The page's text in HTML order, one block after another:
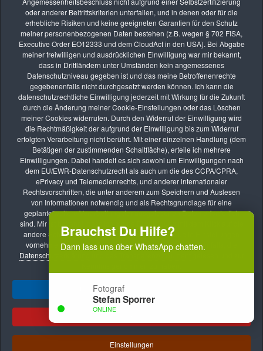
oder anderer Beitrittskriterien unterfallen, und in denen oder für die
erhebliche Risiken und keine geeigneten Garantien für den Schutz
meiner personenbezogenen Daten bestehen (z.B. wegen § 702 FISA,
Executive Order EO12333 und dem CloudAct in den USA). Bei Abgabe
meiner freiwilligen und ausdrücklichen Einwilligung war mir bekannt,
dass in Drittländern unter Umständen kein angemessenes
Datenschutzniveau gegeben ist und das meine Betroffenenrechte
gegebenenfalls nicht durchgesetzt werden können. Ich kann die
datenschutzrechtliche Einwilligung jederzeit mit Wirkung für die Zukunft
durch die Änderung meiner Cookie-Einstellungen oder das Löschen
meiner Cookies widerrufen. Durch den Widerruf der Einwilligung wird
die Rechtmäßigkeit der aufgrund der Einwilligung bis zum Widerruf
erfolgten Verarbeitung nicht berührt. Mit einer einzelnen Handlung (dem
Betätigen der zustimmenden Schaltfläche), erteile ich mehrere
Einwilligungen. Dabei handelt es sich sowohl um Einwilligungen nach
dem EU/EWR-Datenschutzrecht als auch um die des CCPA/CPRA,
ePrivacy und Telemedienrechts, und anderer internationaler
Rechtsvorschriften, die unter anderem zum Speichern und Auslesen
von Informationen notwendig und als Rechtsgrundlage für eine
geplante weitere Verarbeitung der ausgelesenen Daten erforderlich
sind. Mir ist bekannt, dass ich meine Einwilligung mit dem Klick auf die
andere Schaltfläche verweigern oder ggf. individuelle Einstellungen
vornehmen kann. Mit meiner Handlung bestätige ich ebenfalls, die
Datenschutzerklärung
Transparenzdokument
Ja, ich gebe mein Einverständnis!
Einstellungen
AUG.
26
Online-Kurs: Lernen durch Bildbesprechung
vhs Kurse
SEP.
09
Online-Kurs: Lernen durch Bildbesprechung
vhs Kurse
SEP.
22
Fotoreise: Fotoreise nach Hamburg – Die Hansestadt im
besten Licht erleben
vhs Kurse
1
Brauchst Du Hilfe?
Dann lass uns über WhatsApp chatten.
Fotograf
Stefan Sporrer
ONLINE
Impressum Datenschutzerklärung
Transparenzdokument
Datenschutz AGB
Meldestelle nach dem HinSchG
.
Copyright © 2024 - 2026 by Stefan Sporrer